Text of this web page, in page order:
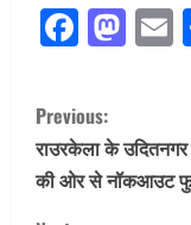
C
o
n
Previous:
राउरकेला के
की ओर से नॉकआउट